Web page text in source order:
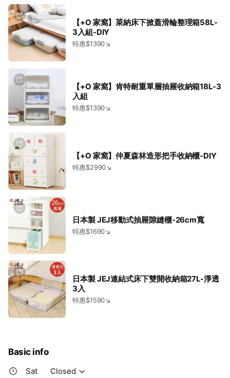
【+O 家窩】萊納床下掀蓋滑輪整理箱58L-
3入組-DIY
特惠$1390↘
【+O 家窩】肯特耐重單層抽屜收納箱18L-3
入組
特惠$1390↘
【+O 家窩】仲夏森林造形把手收納櫃-DIY
特惠$2990↘
日本製 JEJ移動式抽屜隙縫櫃-26cm寬
特惠$1690↘
日本製 JEJ連結式床下雙開收納箱27L-淨透
3入
特惠$1590↘
Basic info
Sat
Closed